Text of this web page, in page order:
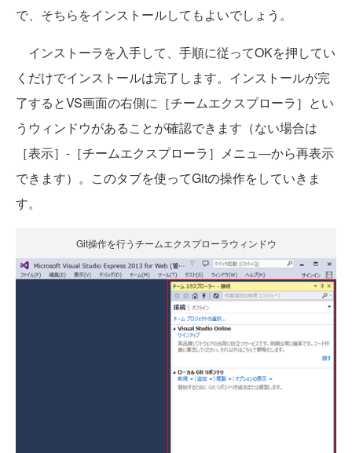
で、そちらをインストールしてもよいでしょう。
インストーラを入手して、手順に従ってOKを押してい
くだけでインストールは完了します。インストールが完
了するとVS画面の右側に［チームエクスプローラ］とい
うウィンドウがあることが確認できます（ない場合は
［表示］-［チームエクスプローラ］メニュ―から再表示
できます）。このタブを使ってGitの操作をしていきま
す。
Git操作を行うチームエクスプローラウィンドウ